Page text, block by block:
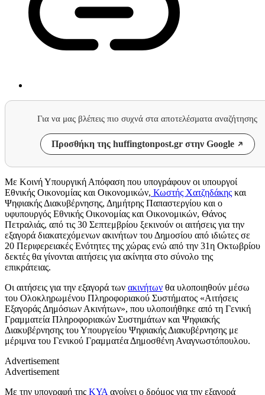
Για να μας βλέπεις πιο συχνά στα αποτελέσματα αναζήτησης
Προσθήκη της huffingtonpost.gr στην Google
Με Κοινή Υπουργική Απόφαση που υπογράφουν οι υπουργοί
Εθνικής Οικονομίας και Οικονομικών, Κωστής Χατζηδάκης και
Ψηφιακής Διακυβέρνησης, Δημήτρης Παπαστεργίου και ο
υφυπουργός Εθνικής Οικονομίας και Οικονομικών, Θάνος
Πετραλιάς, από τις 30 Σεπτεμβρίου ξεκινούν οι αιτήσεις για την
εξαγορά διακατεχόμενων ακινήτων του Δημοσίου από ιδιώτες σε
20 Περιφερειακές Ενότητες της χώρας ενώ από την 31η Οκτωβρίου
δεκτές θα γίνονται αιτήσεις για ακίνητα στο σύνολο της
επικράτειας.
Οι αιτήσεις για την εξαγορά των ακινήτων θα υλοποιηθούν μέσω
του Ολοκληρωμένου Πληροφοριακού Συστήματος «Αιτήσεις
Εξαγοράς Δημόσιων Ακινήτων», που υλοποιήθηκε από τη Γενική
Γραμματεία Πληροφοριακών Συστημάτων και Ψηφιακής
Διακυβέρνησης του Υπουργείου Ψηφιακής Διακυβέρνησης με
μέριμνα του Γενικού Γραμματέα Δημοσθένη Αναγνωστόπουλου.
Advertisement
Advertisement
Με την υπογραφή της ΚΥΑ ανοίγει ο δρόμος για την εξαγορά